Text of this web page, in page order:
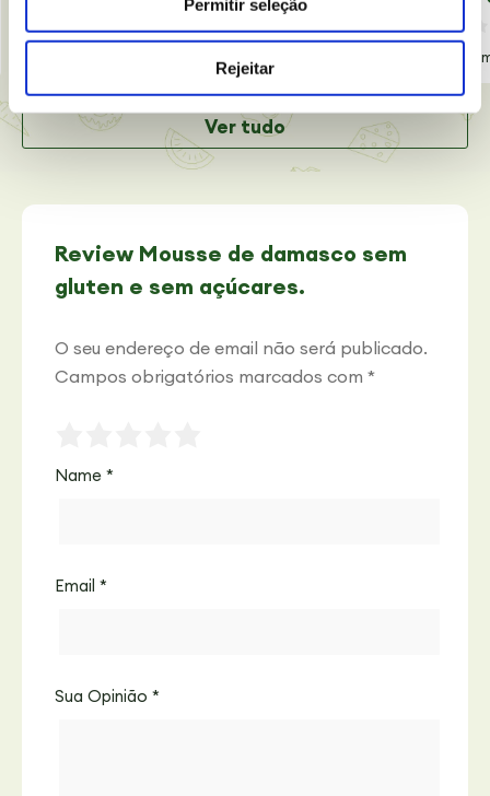
Permitir seleção
Rejeitar
Leave a comment
30
Ver tudo
Review Mousse de damasco sem
gluten e sem açúcares.
O seu endereço de email não será publicado.
Campos obrigatórios marcados com *
Name *
Email *
Sua Opinião *